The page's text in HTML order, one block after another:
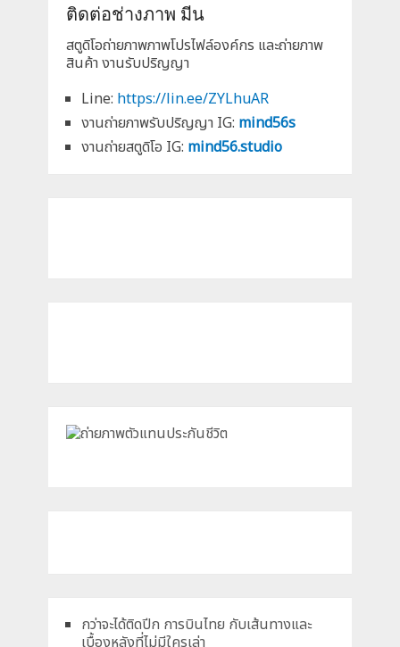
ติดต่อช่างภาพ มีน
สตูดิโอถ่ายภาพภาพโปรไฟล์องค์กร และถ่ายภาพ
สินค้า งานรับปริญญา
Line: https://lin.ee/ZYLhuAR
งานถ่ายภาพรับปริญญา IG: mind56s
งานถ่ายสตูดิโอ IG: mind56.studio
กว่าจะได้ติดปีก การบินไทย กับเส้นทางและ
เบื้องหลังที่ไม่มีใครเล่า